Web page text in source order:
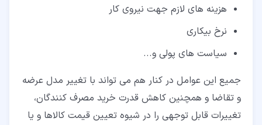
هزینه های لازم جهت نیروی کار
نرخ بیکاری
سیاست های پولی و...
جمیع این عوامل در کنار هم می تواند با تغییر مدل عرضه
و تقاضا و همچنین کاهش قدرت خرید مصرف کنندگان،
تغییرات قابل توجهی را در شیوه تعیین قیمت کالاها و یا